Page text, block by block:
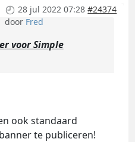
28 jul 2022 07:28 #24374
door Fred
voor Simple
ook standaard
te publiceren!